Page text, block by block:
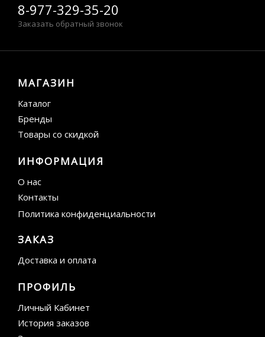
8-977-329-35-20
Заказать обратный звонок
МАГАЗИН
Каталог
Бренды
Товары со скидкой
ИНФОРМАЦИЯ
О нас
Контакты
Политика конфиденциальности
ЗАКАЗ
Доставка и оплата
ПРОФИЛЬ
Личный Кабинет
История заказов